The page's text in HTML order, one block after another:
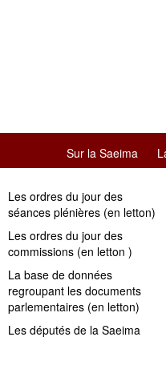
Sur la Saeima
Les ordres du jour des
séances plénières (en letton)
Les ordres du jour des
commissions (en letton )
La base de données
regroupant les documents
parlementaires (en letton)
Les députés de la Saeima